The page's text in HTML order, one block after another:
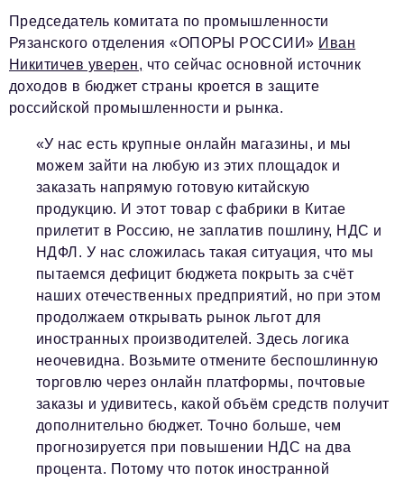
Председатель комитата по промышленности
Рязанского отделения «ОПОРЫ РОССИИ» Иван
Никитичев уверен, что сейчас основной источник
доходов в бюджет страны кроется в защите
российской промышленности и рынка.
«У нас есть крупные онлайн магазины, и мы
можем зайти на любую из этих площадок и
заказать напрямую готовую китайскую
продукцию. И этот товар с фабрики в Китае
прилетит в Россию, не заплатив пошлину, НДС и
НДФЛ. У нас сложилась такая ситуация, что мы
пытаемся дефицит бюджета покрыть за счёт
наших отечественных предприятий, но при этом
продолжаем открывать рынок льгот для
иностранных производителей. Здесь логика
неочевидна. Возьмите отмените беспошлинную
торговлю через онлайн платформы, почтовые
заказы и удивитесь, какой объём средств получит
дополнительно бюджет. Точно больше, чем
прогнозируется при повышении НДС на два
процента. Потому что поток иностранной